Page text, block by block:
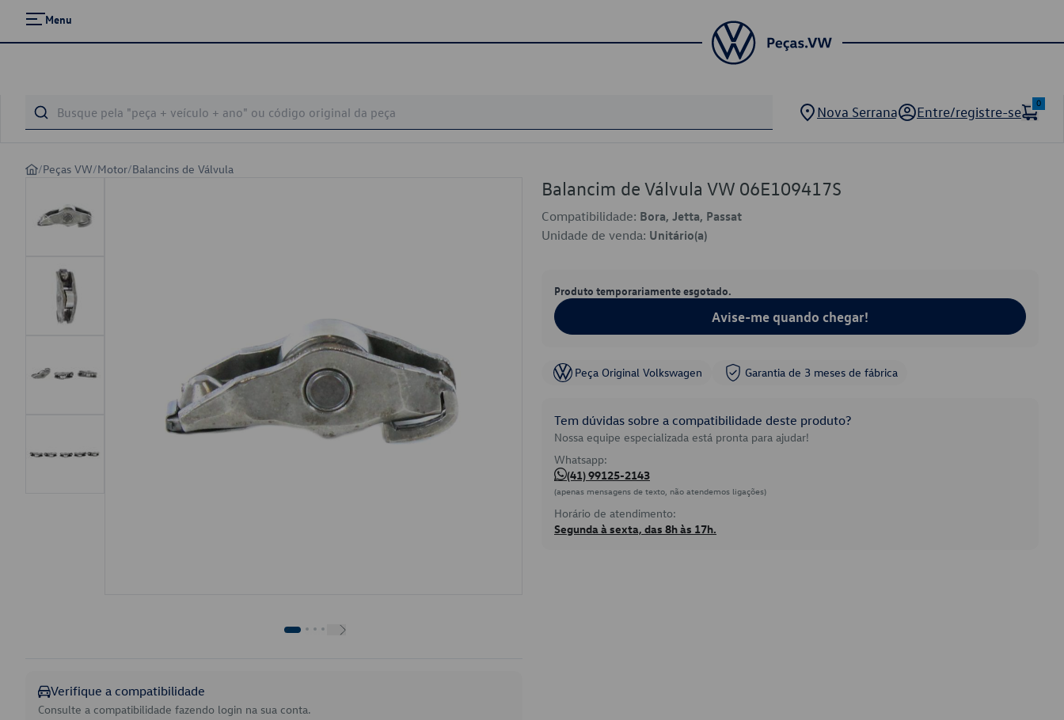
Menu
Nova Serrana Entre/registre-se
0
/Peças VW/Motor/Balancins de Válvula
Verifique a compatibilidade
Consulte a compatibilidade fazendo login na sua conta.
Balancim de Válvula VW 06E109417S
Compatibilidade: Bora, Jetta, Passat
Unidade de venda: Unitário(a)
Produto temporariamente esgotado.
Avise-me quando chegar!
Peça Original Volkswagen Garantia de 3 meses de fábrica
Tem dúvidas sobre a compatibilidade deste produto?
Nossa equipe especializada está pronta para ajudar!
Whatsapp:
(41) 99125-2143
(apenas mensagens de texto, não atendemos ligações)
Horário de atendimento:
Segunda à sexta, das 8h às 17h.